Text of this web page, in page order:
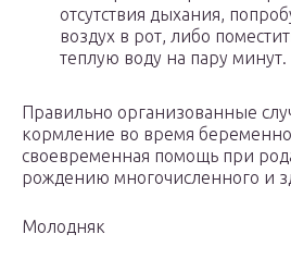
отсутствия дыхания,
воздух в рот, либо
теплую воду на пару минут.
Правильно организованные
кормление во время
своевременная помощь при
рождению многочисленного и
Молодняк